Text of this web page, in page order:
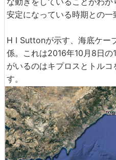
安定になっている時期との一
H I Suttonが示す、海底ケー
係。これは2016年10月8日
がいるのはキプロスとトル
す。